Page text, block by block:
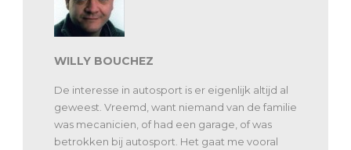
WILLY BOUCHEZ
De interesse in autosport is er eigenlijk altijd al
geweest. Vreemd, want niemand van de familie
was mecanicien, of had een garage, of was
betrokken bij autosport. Het gaat me vooral